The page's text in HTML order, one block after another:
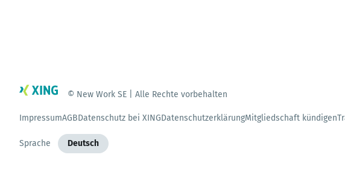
© New Work SE | Alle Rechte vorbehalten
ImpressumAGBDatenschutz bei XINGDatenschutzerklärungMitgliedschaft kündigen
Sprache Deutsch